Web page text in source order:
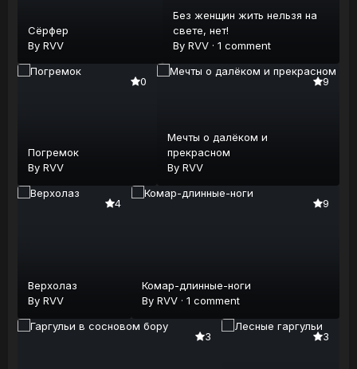
Сёрфер
By RVV
Без женщин жить нельзя на
свете, нет!
ByRVV ·1 comment
0
Погремок
By RVV
9
Мечты о далёком и
прекрасном
ByRVV
4
Верхолаз
By RVV
9
Комар-длинные-ноги
ByRVV ·1 comment
3 3